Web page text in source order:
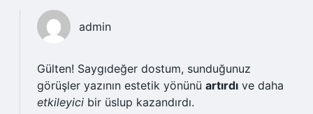
admin
Gülten! Saygıdeğer dostum, sunduğunuz
görüşler yazının estetik yönünü artırdı ve daha
etkileyici bir üslup kazandırdı.